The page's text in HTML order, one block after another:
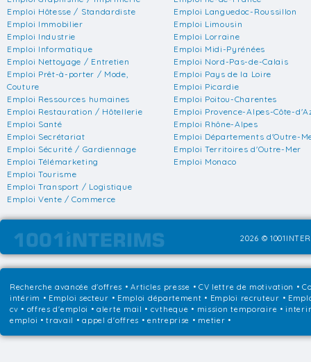
Emploi Hôtesse / Standardiste
Emploi Immobilier
Emploi Industrie
Emploi Informatique
Emploi Nettoyage / Entretien
Emploi Prêt-à-porter / Mode,
Couture
Emploi Ressources humaines
Emploi Restauration / Hôtellerie
Emploi Santé
Emploi Secrétariat
Emploi Sécurité / Gardiennage
Emploi Télémarketing
Emploi Tourisme
Emploi Transport / Logistique
Emploi Vente / Commerce
Emploi Languedoc-Roussillon
Emploi Limousin
Emploi Lorraine
Emploi Midi-Pyrénées
Emploi Nord-Pas-de-Calais
Emploi Pays de la Loire
Emploi Picardie
Emploi Poitou-Charentes
Emploi Provence-Alpes-Côte-
Emploi Rhône-Alpes
Emploi Départements d'Outre-
Emploi Territoires d'Outre-Mer
Emploi Monaco
2026 ©
Recherche avancée d'offres •Articles presse • CV lettre de motivation •
intérim • Emploi secteur • Emploi département • Emploi recruteur •
cv • offres d'emploi • alerte mail • cvtheque • mission temporaire •
emploi • travail • appel d'offres • entreprise • metier •